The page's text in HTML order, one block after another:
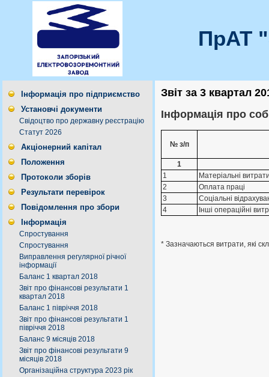
ПрАТ
Інформація про підприємство
Установчі документи
Свідоцтво про державну реєстрацію
Статут 2026
Акціонерний капітал
Положення
Протоколи зборів
Результати перевірок
Повідомлення про збори
Інформація
Спростування
Спростування
Виправлення регулярної річної
інформації
Баланс 1 квартал 2018
Звіт про фінансові результати 1
квартал 2018
Баланс 1 півріччя 2018
Звіт про фінансові результати 1
півріччя 2018
Баланс 9 місяців 2018
Звіт про фінансові результати 9
місяців 2018
Організаційна структура 2023 рік
Звіт за 3 квартал
Інформація про
№ з/п
1
1
Матерiальнi
2
Оплата працi
3
Соцiальнi
4
Iншi операцiйнi
* Зазначаються витрати, які